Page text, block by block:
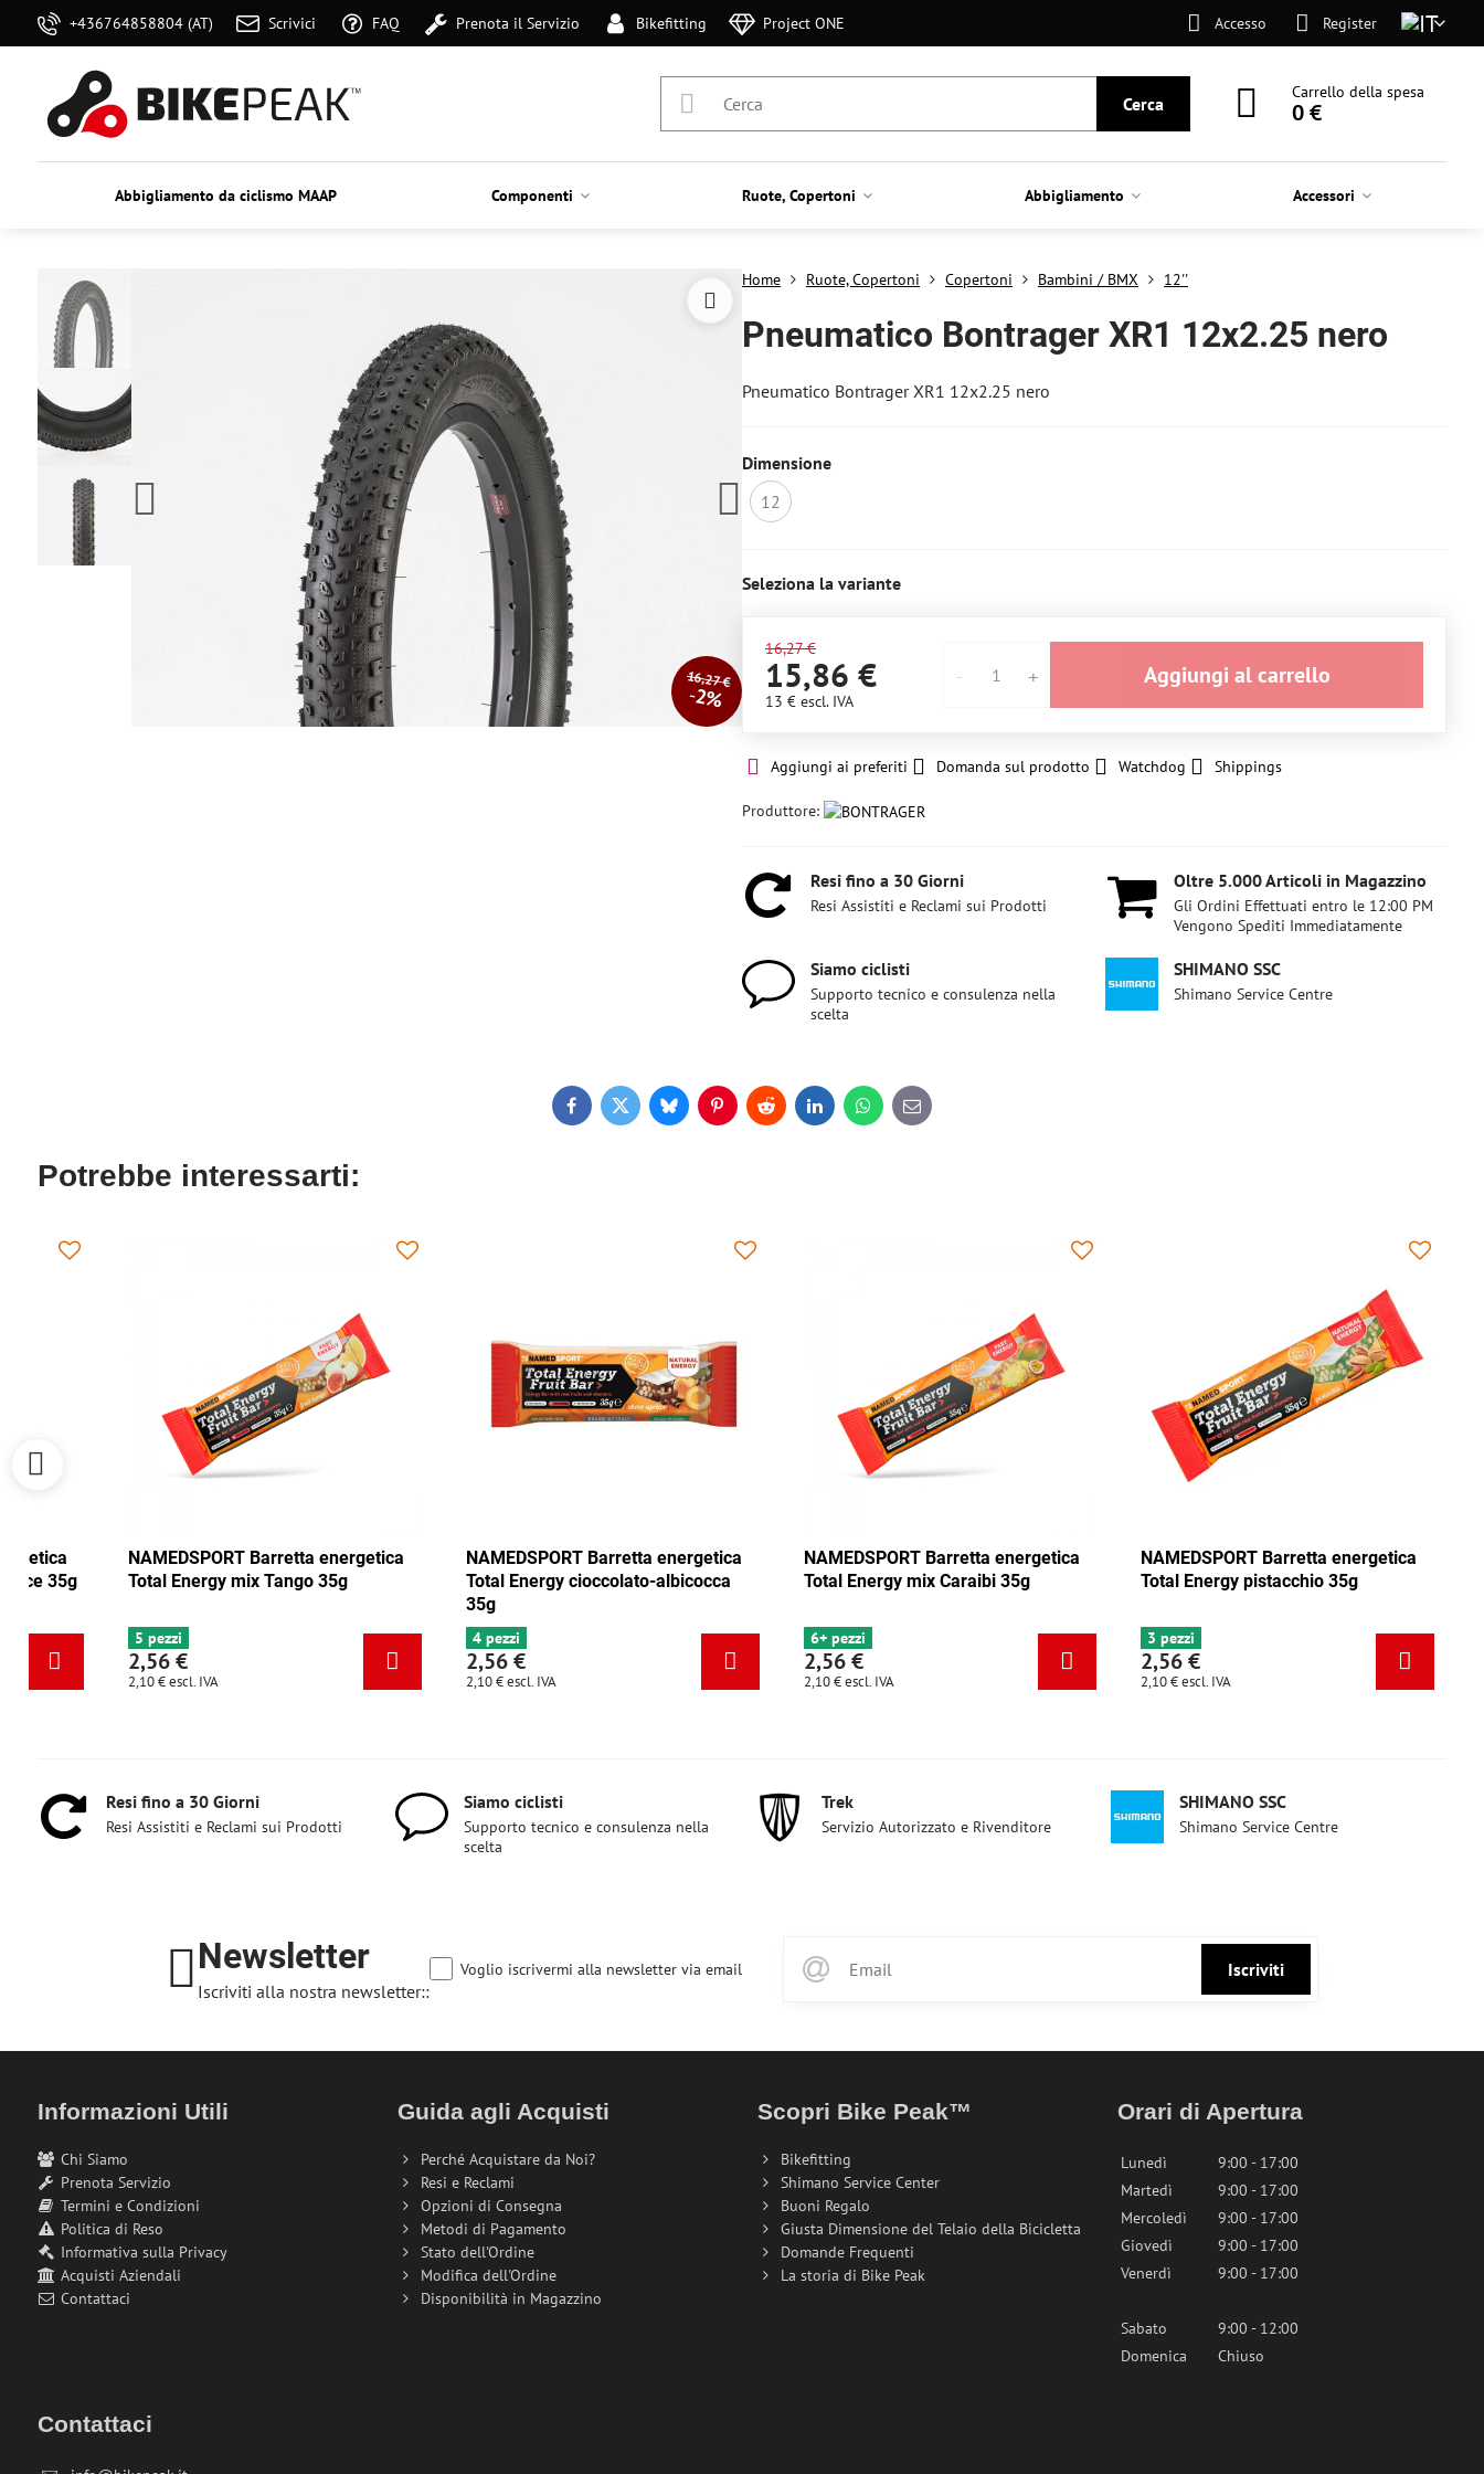
+436764858804 (AT) Scrivici FAQ Prenota il Servizio Bikefitting Project ONE Accesso Register
Cerca
Carrello della spesa
0 €
Abbigliamento da ciclismo MAAP Componenti Ruote, Copertoni Abbigliamento Accessori
16,27 €
2%
Home Ruote, Copertoni Copertoni Bambini / BMX 12''
Pneumatico Bontrager XR1 12x2.25 nero
Pneumatico Bontrager XR1 12x2.25 nero
Dimensione
12
Seleziona la variante
16,27 €
15,86 €
13 € escl. IVA
Aggiungi al carrello
Aggiungi ai preferiti Domanda sul prodotto Watchdog Shippings
Produttore:
Resi fino a 30 Giorni
Resi Assistiti e Reclami sui Prodotti
Oltre 5​.000 Articoli in Magazzino
Gli Ordini Effettuati entro le 12:00 PM
Vengono Spediti Immediatamente
Siamo ciclisti
Supporto tecnico e consulenza nella
scelta
SHIMANO SSC
Shimano Service Centre
FacebookTwitterBlueskyPinterestRedditLinkedInWhatsApp
E-
mail
Potrebbe interessarti:
NAMEDSPORT Barretta energetica
Total Energy mirtillo rosso-noce 35g
6+ pezzi
2,56 €
escl. IVA
NAMEDSPORT Barretta energetica
Total Energy mix Tango 35g
5 pezzi
2,56 €
escl. IVA
NAMEDSPORT Barretta energetica
Total Energy cioccolato-albicocca
4 pezzi
2,56 €
escl. IVA
NAMEDSPORT Barretta energetica
Total Energy mix Caraibi 35g
6+ pezzi
2,56 €
escl. IVA
3 pezzi
2,56 €
Resi fino a 30 Giorni
Resi Assistiti e Reclami sui Prodotti
Siamo ciclisti
Supporto tecnico e consulenza nella
scelta
Trek
Servizio Autorizzato e Rivenditore
SHIMANO SSC
Shimano Service Centre
Newsletter
Iscriviti alla nostra newsletter::
Iscriviti
Voglio iscrivermi alla newsletter via email
Informazioni Utili
Chi Siamo
Prenota Servizio
Termini e Condizioni
Politica di Reso
Informativa sulla Privacy
Acquisti Aziendali
Contattaci
Guida agli Acquisti
Perché Acquistare da Noi?
Resi e Reclami
Opzioni di Consegna
Metodi di Pagamento
Stato dell'Ordine
Modifica dell'Ordine
Disponibilità in Magazzino
Scopri Bike Peak™
Bikefitting
Shimano Service Center
Buoni Regalo
Giusta Dimensione del Telaio della Bicicletta
Domande Frequenti
La storia di Bike Peak
Orari di Apertura
Lunedì
9:00 - 17:00
Martedì
9:00 - 17:00
Mercoledì
9:00 - 17:00
Giovedì
9:00 - 17:00
Venerdì
9:00 - 17:00
Sabato
9:00 - 12:00
Domenica
Chiuso
Contattaci